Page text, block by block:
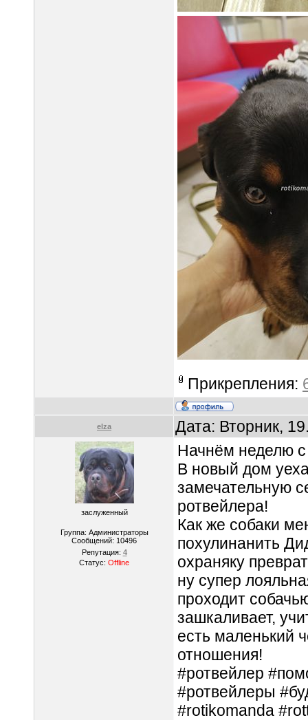
Прикрепления:
elza Дата: Вторник,
заслуженный
Группа: Администраторы
Сообщений: 10496
Репутация: 4
Статус: Offline
Начнём неделю
В новый дом
замечательную
ротвейлера!
Как же собаки
похулинанить
охраняку
ну супер
проходит
зашкаливает,
есть маленький
отношения!
#ротвейлер
#ротвейлеры
#rotikomanda